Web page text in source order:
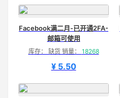
Facebook满二月-已开通2FA-
邮箱可使用
库存： 缺货 销量： 18268
¥ 5.50